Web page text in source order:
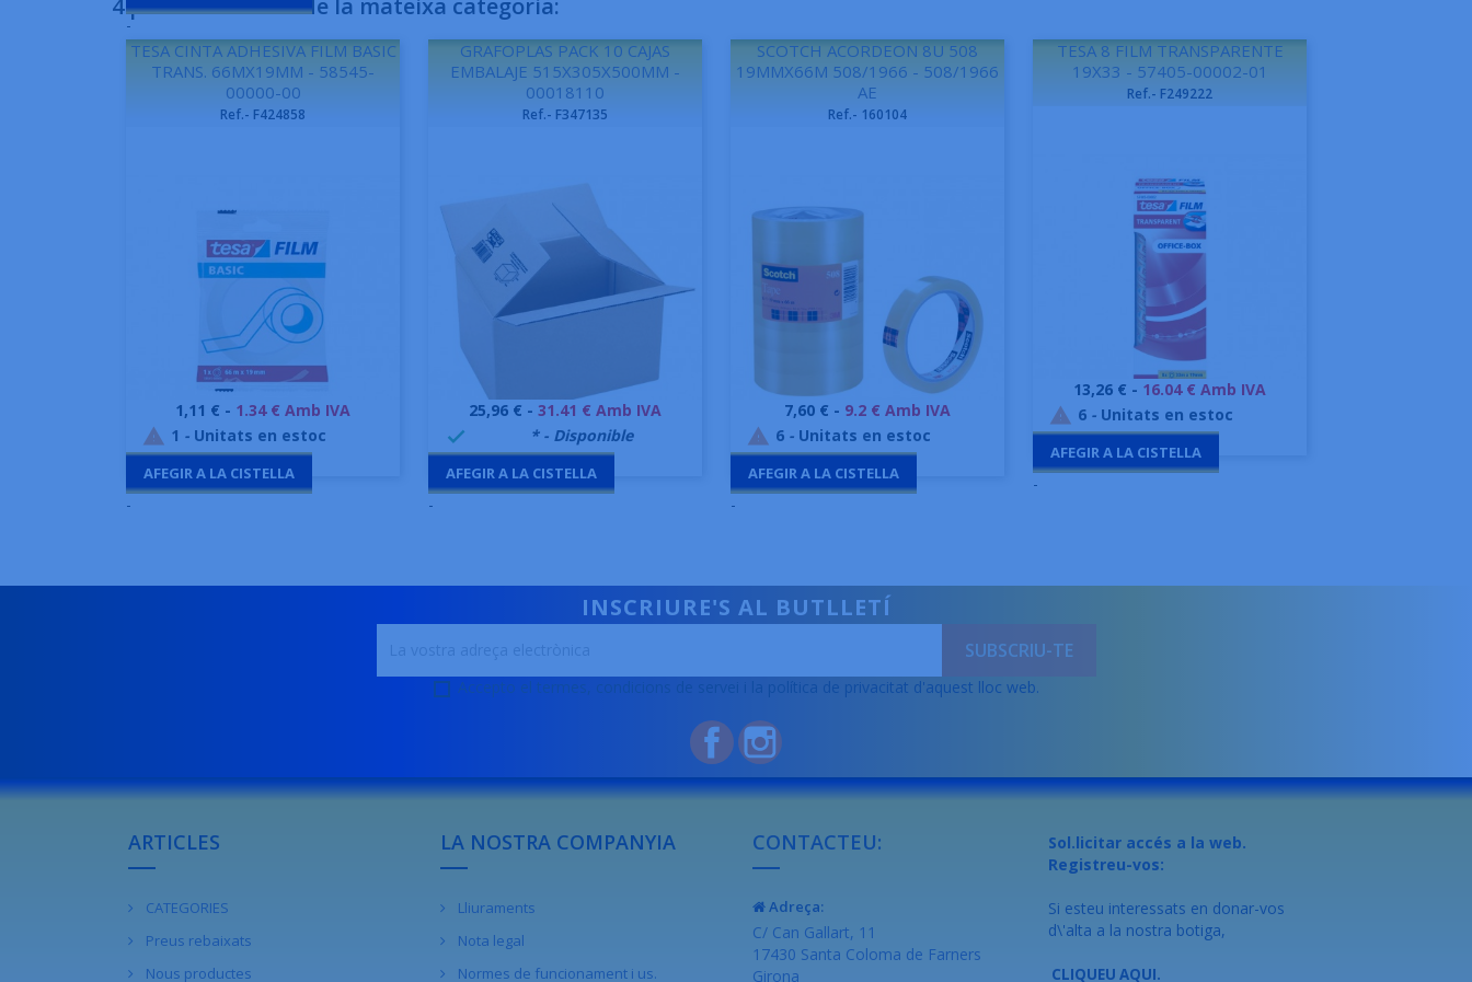
-
TESA CINTA ADHESIVA FILM BASIC
TRANS. 66MX19MM - 58545-
00000-00
Ref.- F424858
 Vista ràpida
Preu
1,11 € - 1.34 € Amb IVA
 1 - Unitats en estoc
AFEGIR A LA CISTELLA
-
GRAFOPLAS PACK 10 CAJAS
EMBALAJE 515X305X500MM -
00018110
Ref.- F347135
 Vista ràpida
Preu
25,96 € - 31.41 € Amb IVA
 * - Disponible
AFEGIR A LA CISTELLA
-
SCOTCH ACORDEON 8U 508
19MMX66M 508/1966 - 508/1966
AE
Ref.- 160104
 Vista ràpida
Preu
7,60 € - 9.2 € Amb IVA
 6 - Unitats en estoc
AFEGIR A LA CISTELLA
-
TESA 8 FILM TRANSPARENTE
19X33 - 57405-00002-01
Ref.- F249222
 Vista ràpida
Preu
13,26 € - 16.04 € Amb IVA
 6 - Unitats en estoc
AFEGIR A LA CISTELLA
-
INSCRIURE'S AL BUTLLETÍ
Accepto el termes, condicions de servei i la política de privacitat d'aquest lloc web.
Facebook
ARTICLES
CATEGORIES
Preus rebaixats
Nous productes
LA NOSTRA COMPANYIA
Lliuraments
Nota legal
Normes de funcionament i us.
CONTACTEU:
Adreça:
C/ Can Gallart, 11
17430 Santa Coloma de Farners
Girona
Sol.licitar accés a la web.
Registreu-vos:
Si esteu interessats en donar-vos
d\'alta a la nostra botiga,
CLIQUEU AQUI.